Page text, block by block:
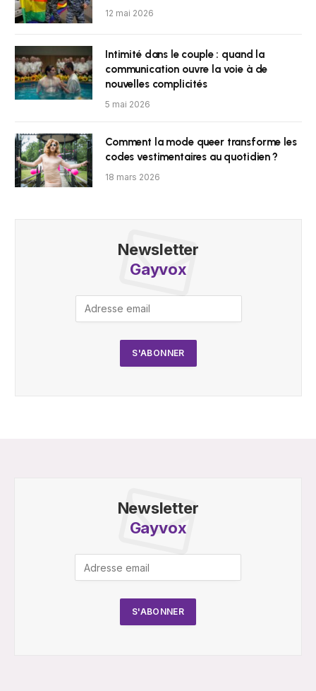
12 mai 2026
Intimité dans le couple : quand la
communication ouvre la voie à de
nouvelles complicités
5 mai 2026
Comment la mode queer transforme les
codes vestimentaires au quotidien ?
18 mars 2026
Newsletter
Gayvox
Newsletter
Gayvox